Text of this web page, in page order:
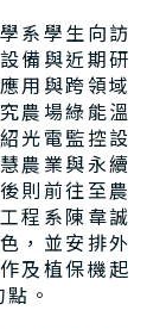
系學生向訪
備與近期研
用與跨領域
農場綠能溫
光電監控設
農業與永續
則前往至農
程系陳韋誠
，並安排外
及植保機起
。